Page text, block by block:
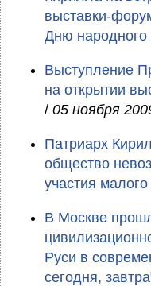
выставки-
Дню народного
Выступление
на открытии
/ 05 ноября
Патриарх
общество
участия
В Москве
Руси в
сегодня,